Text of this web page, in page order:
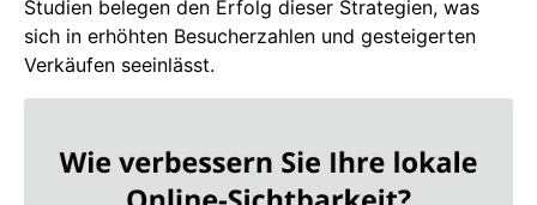
Studien belegen den Erfolg dieser Strategien, was
sich in erhöhten Besucherzahlen und gesteigerten
Verkäufen seeinlässt.